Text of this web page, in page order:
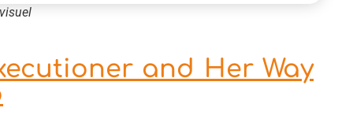
and Her Way